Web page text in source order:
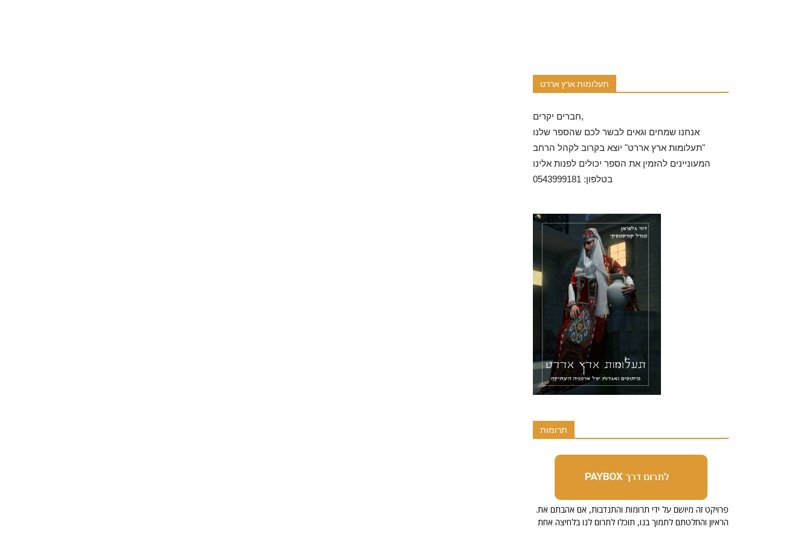
תעלומות ארץ אררט
חברים יקרים,
אנחנו שמחים וגאים לבשר לכם שהספר שלנו
"תעלומות ארץ אררט" יוצא בקרוב לקהל הרחב
המעוניינים להזמין את הספר יכולים לפנות אלינו
בטלפון: 0543999181
תרומות
.פרויקט זה מיושם על ידי תרומות והתנדבות, אם אהבתם את
הראיון והחלטתם לתמוך בנו, תוכלו לתרום לנו בלחיצה אחת